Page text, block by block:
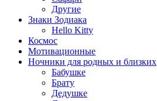
Другие
Знаки Зодиака
Hello Kitty
Космос
Мотивационные
Ночники для родных и близких
Бабушке
Брату
Дедушке